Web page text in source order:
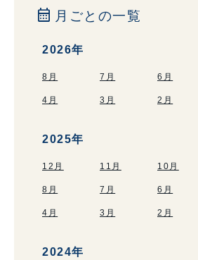
calendar_month 月ごとの一覧
2026年
8月 7月 6月
4月 3月 2月
2025年
12月 11月 10月
8月 7月 6月
4月 3月 2月
2024年